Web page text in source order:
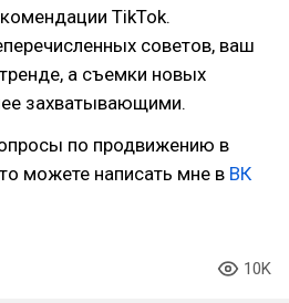
TikTok.
советов, ваш
а съемки новых
захватывающими.
по продвижению в
можете написать мне в ВК
10K